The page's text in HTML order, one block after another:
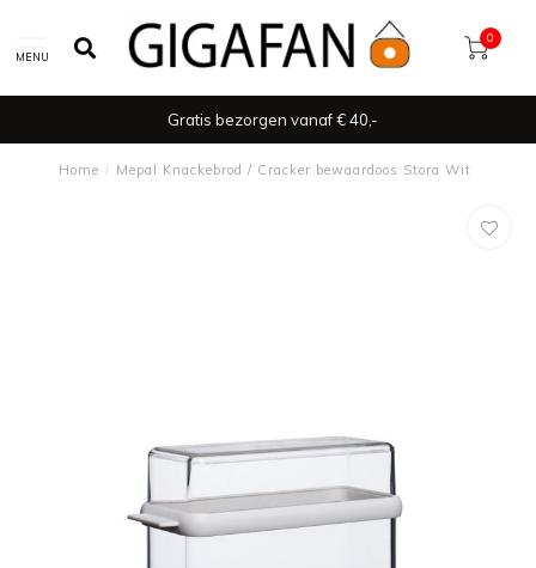
MENU
0
Gratis bezorgen vanaf € 40,-
Home / Mepal Knackebrod / Cracker bewaardoos Stora Wit